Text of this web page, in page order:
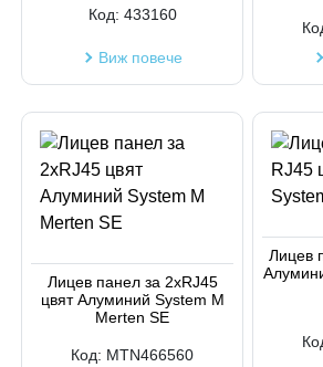
Код: 433160
Виж повече
Лицев панел за 2xRJ45
цвят Алуминий System M
Merten SE
Код: MTN466560
Лицев